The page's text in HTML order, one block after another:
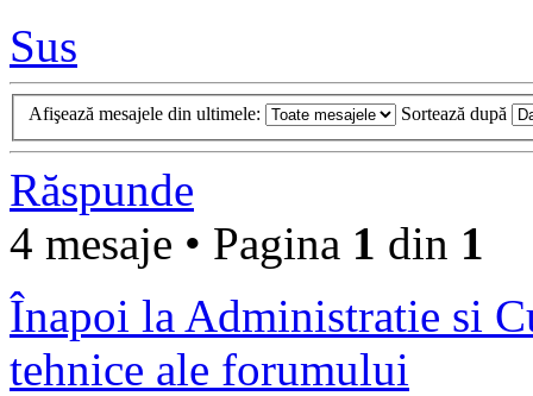
Sus
Afişează mesajele din ultimele: Sortează după
Răspunde
4 mesaje • Pagina 1 din 1
Înapoi la Administratie si
tehnice ale forumului